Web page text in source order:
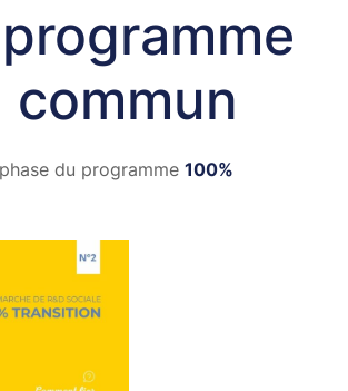
commun
du programme 100%